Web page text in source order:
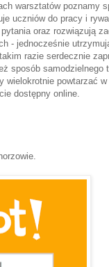
warsztatów poznamy
uczniów do pracy i
oraz rozwiązują
- jednocześnie
razie serdecznie
sposób samodzielnego
wielokrotnie powtarzać
dostępny online.